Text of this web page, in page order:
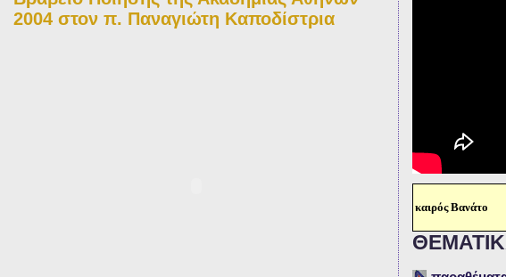
καιρός Βανάτο
2004 στον π. Παναγιώτη Καποδίστρια